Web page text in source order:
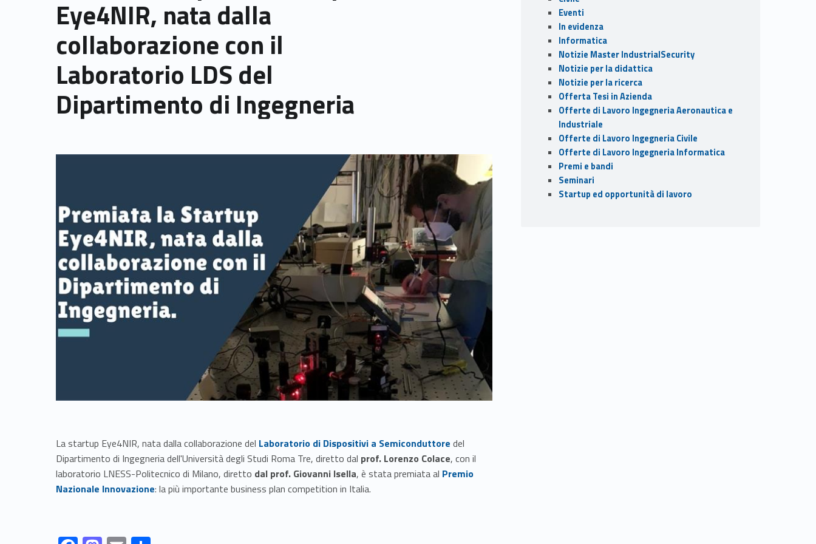
Eye4NIR, nata dalla
collaborazione con il
Laboratorio LDS del
Dipartimento di Ingegneria
Link identifier archive #link-archive-thumb-soap-88240
La startup Eye4NIR, nata dalla collaborazione del Link identifier #identifier__52752-1Laboratorio di Dispositivi a Semiconduttore del
Dipartimento di Ingegneria dell'Università degli Studi Roma Tre, diretto dal prof. Lorenzo Colace, con il
laboratorio LNESS-Politecnico di Milano, diretto dal prof. Giovanni Isella, è stata premiata al Link identifier #identifier__4457-2Premio
Nazionale Innovazione: la più importante business plan competition in Italia.
Link identifier #identifier__132483-1 Link identifier #identifier__163174-2 Link identifier #identifier__123086-3 Link identifier #identifier__194208-4
Eventi
In evidenza
Informatica
Notizie Master IndustrialSecurity
Notizie per la didattica
Notizie per la ricerca
Offerta Tesi in Azienda
Offerte di Lavoro Ingegneria Aeronautica e
Industriale
Offerte di Lavoro Ingegneria Civile
Offerte di Lavoro Ingegneria Informatica
Premi e bandi
Seminari
Startup ed opportunità di lavoro